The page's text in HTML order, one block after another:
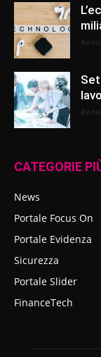
CATEGORIE
News
Portale Focus On
Portale Evidenza
Sicurezza
Portale Slider
FinanceTech